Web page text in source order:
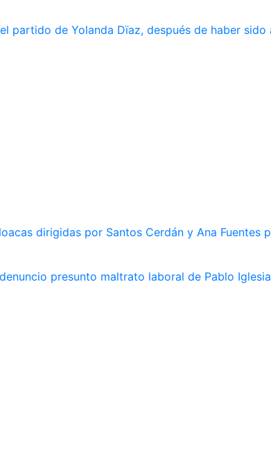
partido de Yolanda Dïaz, después de haber
dirigidas por Santos Cerdán y Ana
presunto maltrato laboral de Pablo